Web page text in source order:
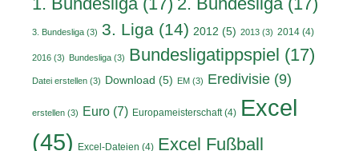
3. Bundesliga (3) 3. Liga (14) 2012 (5) 2013 (3) 2014 (4)
2016 (3) Bundesliga (3) Bundesligatippspiel (17)
Datei erstellen (3) Download (5) EM (3) Eredivisie (9)
erstellen (3) Euro (7) Europameisterschaft(4) Excel
(45)
Excel-Dateien (4) Excel Fußball